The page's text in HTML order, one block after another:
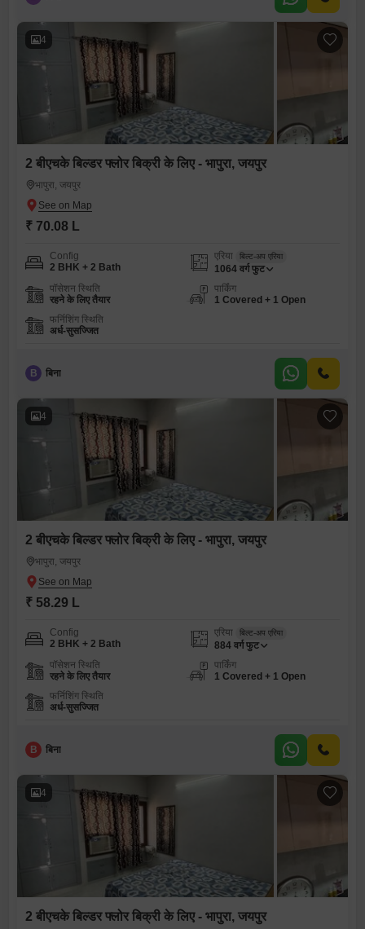
4
2 बीएचके बिल्डर फ्लोर बिक्री के लिए - भापुरा, जयपुर
भापुरा, जयपुर
₹ 70.08 L
Config
2 BHK + 2 Bath
एरिया बिल्ट-अप एरिया
1064 वर्ग फुट
पॉसेशन स्थिति
रहने के लिए तैयार
पार्किंग
1 Covered + 1 Open
फर्निशिंग स्थिति
अर्ध-सुसज्जित
B बिना
4
2 बीएचके बिल्डर फ्लोर बिक्री के लिए - भापुरा, जयपुर
भापुरा, जयपुर
₹ 58.29 L
Config
2 BHK + 2 Bath
एरिया बिल्ट-अप एरिया
884 वर्ग फुट
पॉसेशन स्थिति
रहने के लिए तैयार
पार्किंग
1 Covered + 1 Open
फर्निशिंग स्थिति
अर्ध-सुसज्जित
B बिना
4
2 बीएचके बिल्डर फ्लोर बिक्री के लिए - भापुरा, जयपुर